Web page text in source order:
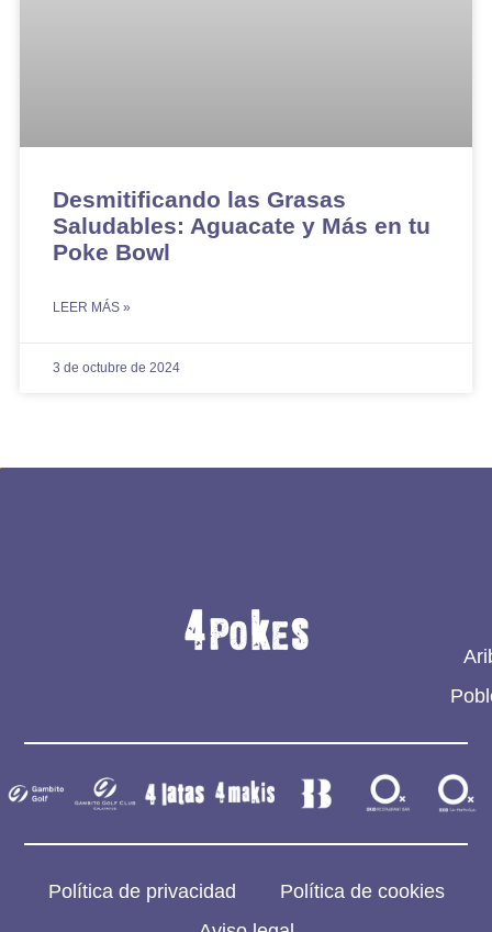
Desmitificando las Grasas
Saludables: Aguacate y Más en tu
Poke Bowl
LEER MÁS »
3 de octubre de 2024
Política de privacidad
Política de cookies